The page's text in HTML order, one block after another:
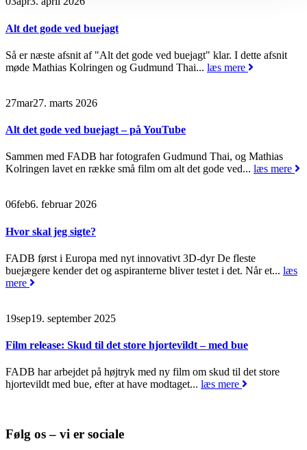
Alt det gode ved buejagt
Så er næste afsnit af "Alt det gode ved buejagt" klar. I dette afsnit
møde Mathias Kolringen og Gudmund Thai... læs mere
27mar27. marts 2026
Alt det gode ved buejagt – på YouTube
Sammen med FADB har fotografen Gudmund Thai, og Mathias
Kolringen lavet en række små film om alt det gode ved... læs mere
06feb6. februar 2026
Hvor skal jeg sigte?
FADB først i Europa med nyt innovativt 3D-dyr De fleste
buejægere kender det og aspiranterne bliver testet i det. Når et... læs
mere
19sep19. september 2025
Film release: Skud til det store hjortevildt – med bue
FADB har arbejdet på højtryk med ny film om skud til det store
hjortevildt med bue, efter at have modtaget... læs mere
Følg os – vi er sociale